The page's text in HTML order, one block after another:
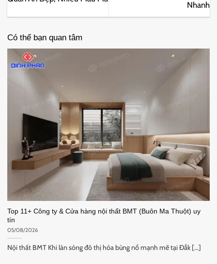
Nhanh
Có thể bạn quan tâm
Top 11+ Công ty & Cửa hàng nội thất BMT (Buôn Ma Thuột) uy
tín
05/08/2026
Nội thất BMT Khi làn sóng đô thị hóa bùng nổ mạnh mẽ tại Đắk [...]